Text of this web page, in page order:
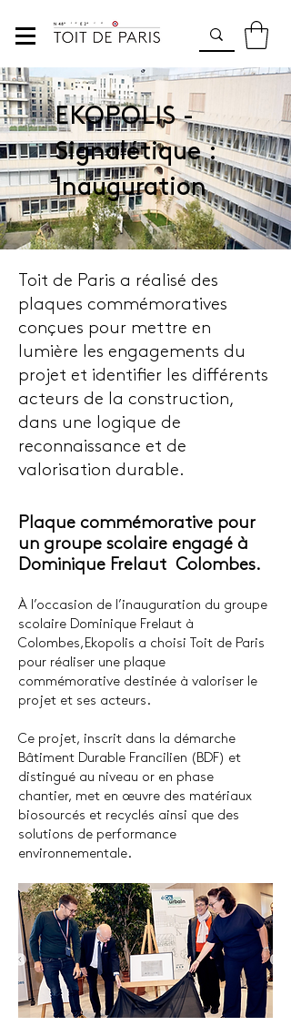
EKOPOLIS -
Signalétique :
Inauguration
Toit de Paris a réalisé des
plaques commémoratives
conçues pour mettre en
lumière les engagements du
projet et identifier les différents
acteurs de la construction,
dans une logique de
reconnaissance et de
valorisation durable.
Plaque commémorative pour
un groupe scolaire engagé à
Dominique Frelaut Colombes.
À l’occasion de l’inauguration du groupe
scolaire Dominique Frelaut à
Colombes, Ekopolis a choisi Toit de Paris
pour réaliser une plaque
commémorative destinée à valoriser le
projet et ses acteurs.
Ce projet, inscrit dans la démarche
Bâtiment Durable Francilien (BDF) et
distingué au niveau or en phase
chantier, met en œuvre des matériaux
biosourcés et recyclés ainsi que des
solutions de performance
environnementale.